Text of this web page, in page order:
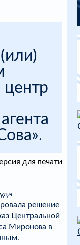
центр
для печати
решение
Центральной
Миронова в